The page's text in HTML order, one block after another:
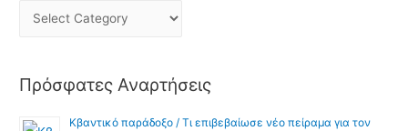
Πρόσφατες Αναρτήσεις
Κβαντικό παράδοξο / Τι επιβεβαίωσε νέο πείραμα για τον